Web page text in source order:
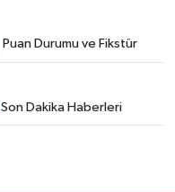
Puan Durumu ve Fikstür
Son Dakika Haberleri